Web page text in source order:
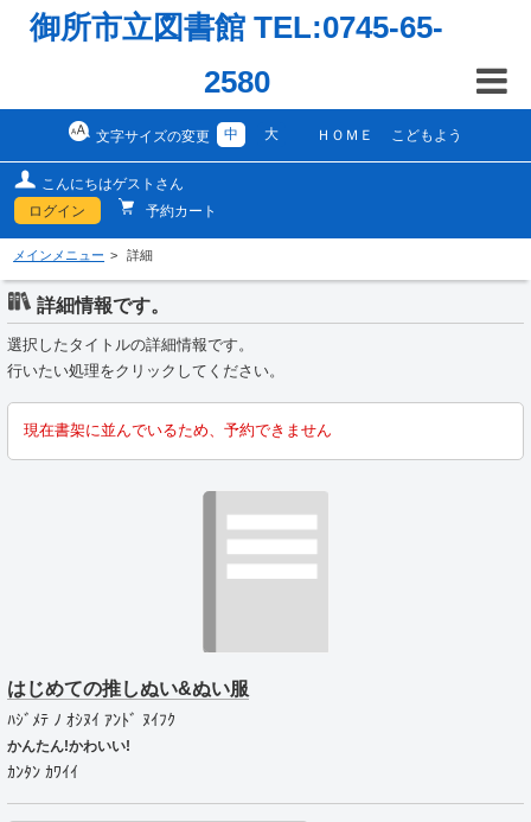
御所市立図書館 TEL:0745-65-
2580
文字サイズの変更 中 大 ＨＯＭＥ こどもよう
こんにちはゲストさん
ログイン
予約カート
メインメニュー 詳細
詳細情報です。
選択したタイトルの詳細情報です。
行いたい処理をクリックしてください。
現在書架に並んでいるため、予約できません
はじめての推しぬい&ぬい服
ﾊｼﾞﾒﾃ ﾉ ｵｼﾇｲ ｱﾝﾄﾞ ﾇｲﾌｸ
かんたん!かわいい!
ｶﾝﾀﾝ ｶﾜｲｲ